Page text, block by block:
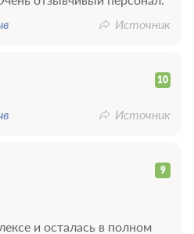
Источник
10
Источник
9
и осталась в полном